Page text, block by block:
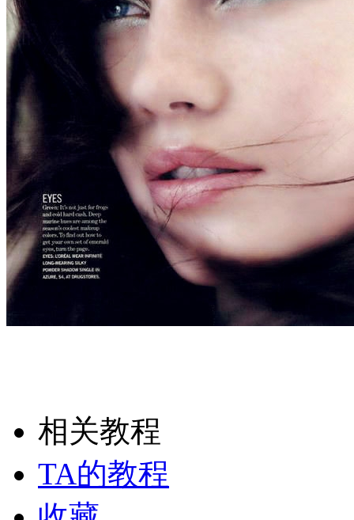
相关教程
TA的教程